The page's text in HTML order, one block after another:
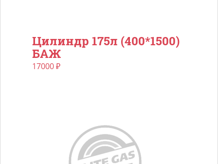
Цилиндр 175л (400*1500)
БАЖ
17000₽